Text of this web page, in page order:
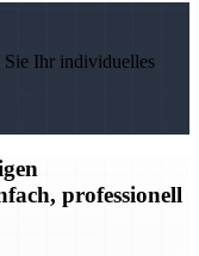
Sie Ihr individuelles
professionell